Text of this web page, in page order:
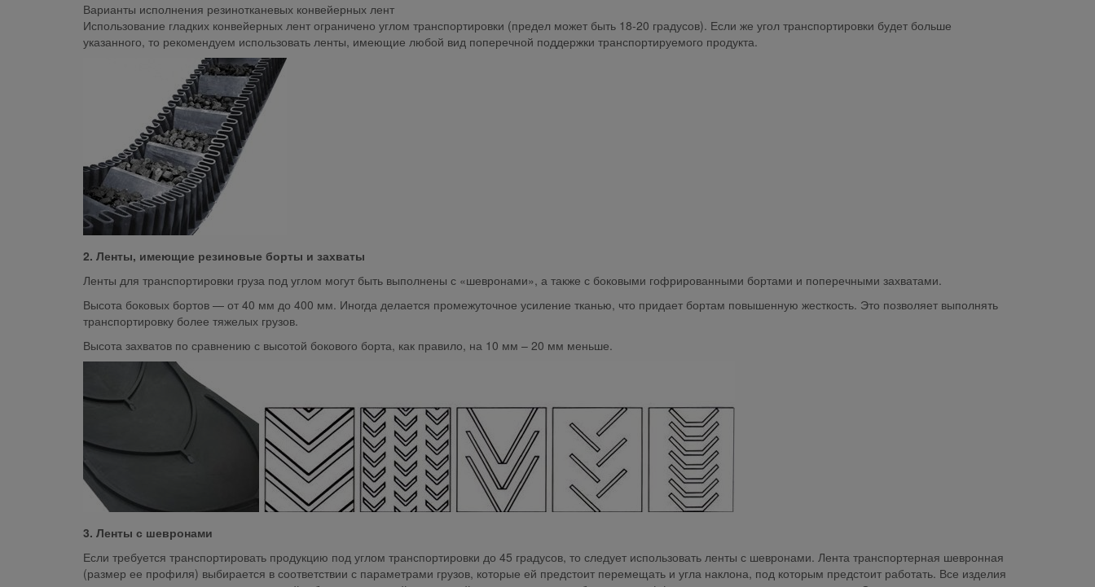
Варианты исполнения резинотканевых конвейерных лент
Использование гладких конвейерных лент ограничено углом транспортировки (предел может быть 18-20 градусов). Если же угол транспортировки будет больше
указанного, то рекомендуем использовать ленты, имеющие любой вид поперечной поддержки транспортируемого продукта.
2. Ленты, имеющие резиновые борты и захваты
Ленты для транспортировки груза под углом могут быть выполнены с «шевронами», а также с боковыми гофрированными бортами и поперечными захватами.
Высота боковых бортов — от 40 мм до 400 мм. Иногда делается промежуточное усиление тканью, что придает бортам повышенную жесткость. Это позволяет выполнять
транспортировку более тяжелых грузов.
Высота захватов по сравнению с высотой бокового борта, как правило, на 10 мм – 20 мм меньше.
3. Ленты с шевронами
Если требуется транспортировать продукцию под углом транспортировки до 45 градусов, то следует использовать ленты с шевронами. Лента транспортерная шевронная
(размер ее профиля) выбирается в соответствии с параметрами грузов, которые ей предстоит перемещать и угла наклона, под которым предстоит работать. Все изделия